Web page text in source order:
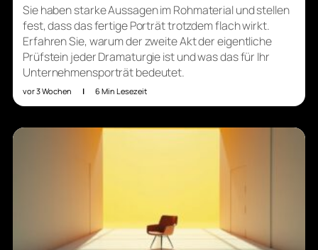
Sie haben starke Aussagen im Rohmaterial und stellen
fest, dass das fertige Porträt trotzdem flach wirkt.
Erfahren Sie, warum der zweite Akt der eigentliche
Prüfstein jeder Dramaturgie ist und was das für Ihr
Unternehmensporträt bedeutet.
vor 3 Wochen | 6 Min Lesezeit